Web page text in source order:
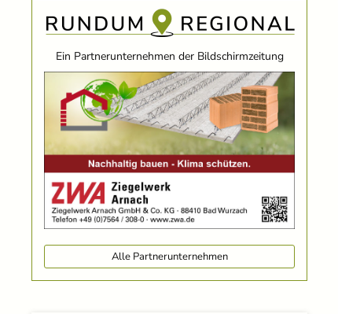
Ein Partnerunternehmen der Bildschirmzeitung
Alle Partnerunternehmen